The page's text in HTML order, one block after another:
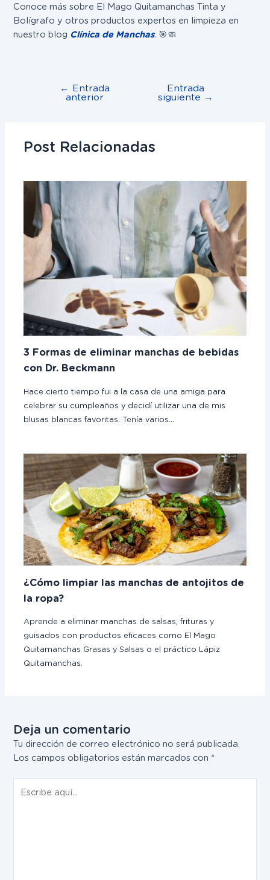
Conoce más sobre El Mago Quitamanchas Tinta y
Bolígrafo y otros productos expertos en limpieza en
nuestro blog Clínica de Manchas. 🎯🧼
← Entrada
anterior
Entrada
siguiente →
Post Relacionadas
3 Formas de eliminar manchas de bebidas
con Dr. Beckmann
Hace cierto tiempo fui a la casa de una amiga para
celebrar su cumpleaños y decidí utilizar una de mis
blusas blancas favoritas. Tenía varios…
¿Cómo limpiar las manchas de antojitos de
la ropa?
Aprende a eliminar manchas de salsas, frituras y
guisados con productos eficaces como El Mago
Quitamanchas Grasas y Salsas o el práctico Lápiz
Quitamanchas.
Deja un comentario
Tu dirección de correo electrónico no será publicada.
Los campos obligatorios están marcados con *
aquí...